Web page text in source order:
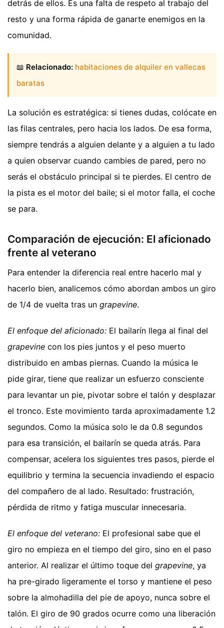
detrás de ellos. Es una falta de respeto al trabajo del
resto y una forma rápida de ganarte enemigos en la
comunidad.
📖 Relacionado: habitaciones de alquiler en vallecas
baratas
La solución es estratégica: si tienes dudas, colócate en
las filas centrales, pero hacia los lados. De esa forma,
siempre tendrás a alguien delante y a alguien a tu lado
a quien observar cuando cambies de pared, pero no
serás el obstáculo principal si te pierdes. El centro de
la pista es el motor del baile; si el motor falla, el coche
se para.
Comparación de ejecución: El aficionado
frente al veterano
Para entender la diferencia real entre hacerlo mal y
hacerlo bien, analicemos cómo abordan ambos un giro
de 1/4 de vuelta tras un grapevine.
El enfoque del aficionado: El bailarín llega al final del
grapevine con los pies juntos y el peso muerto
distribuido en ambas piernas. Cuando la música le
pide girar, tiene que realizar un esfuerzo consciente
para levantar un pie, pivotar sobre el talón y desplazar
el tronco. Este movimiento tarda aproximadamente 1.2
segundos. Como la música solo le da 0.8 segundos
para esa transición, el bailarín se queda atrás. Para
compensar, acelera los siguientes tres pasos, pierde el
equilibrio y termina la secuencia invadiendo el espacio
del compañero de al lado. Resultado: frustración,
pérdida de ritmo y fatiga muscular innecesaria.
El enfoque del veterano: El profesional sabe que el
giro no empieza en el tiempo del giro, sino en el paso
anterior. Al realizar el último toque del grapevine, ya
ha pre-girado ligeramente el torso y mantiene el peso
sobre la almohadilla del pie de apoyo, nunca sobre el
talón. El giro de 90 grados ocurre como una liberación